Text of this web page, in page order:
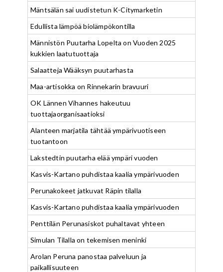
Mäntsälän sai uudistetun K-Citymarketin
Edullista lämpöä biolämpökontilla
Männistön Puutarha Lopelta on Vuoden 2025
kukkien laatutuottaja
Salaatteja Wääksyn puutarhasta
Maa-artisokka on Rinnekarin bravuuri
OK Lännen Vihannes hakeutuu
tuottajaorganisaatioksi
Alanteen marjatila tähtää ympärivuotiseen
tuotantoon
Lakstedtin puutarha elää ympäri vuoden
Kasvis-Kartano puhdistaa kaalia ympärivuoden
Perunakokeet jatkuvat Räpin tilalla
Kasvis-Kartano puhdistaa kaalia ympärivuoden
Penttilän Perunasiskot puhaltavat yhteen
Simulan Tilalla on tekemisen meninki
Arolan Peruna panostaa palveluun ja
paikallisuuteen